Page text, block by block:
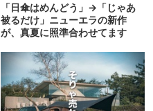
「日傘はめんどう」→「じゃあ
被るだけ」ニューエラの新作
が、真夏に照準合わせてます